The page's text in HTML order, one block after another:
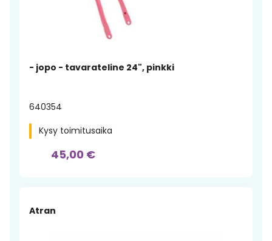
- jopo - tavarateline 24", pinkki
640354
Kysy toimitusaika
45,00 €
Atran